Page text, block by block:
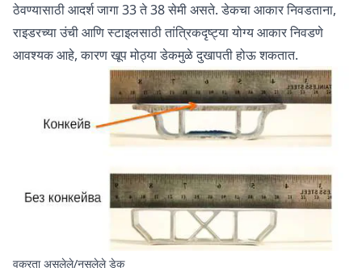
ठेवण्यासाठी आदर्श जागा 33 ते 38 सेमी असते. डेकचा आकार निवडताना,
राइडरच्या उंची आणि स्टाइलसाठी तांत्रिकदृष्ट्या योग्य आकार निवडणे
आवश्यक आहे, कारण खूप मोठ्या डेकमुळे दुखापती होऊ शकतात.
वक्रता असलेले/नसलेले डेक